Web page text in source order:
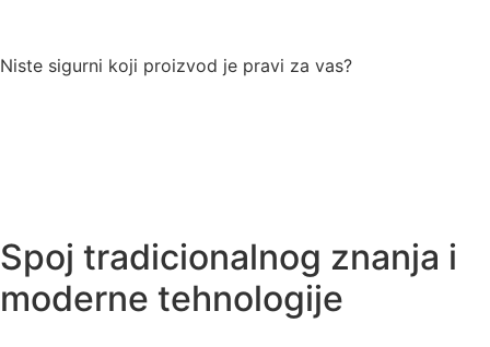
Niste sigurni koji proizvod je pravi za vas?
Spoj tradicionalnog znanja i
moderne tehnologije